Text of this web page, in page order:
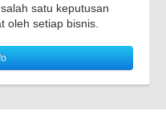
satu keputusan
oleh setiap bisnis.